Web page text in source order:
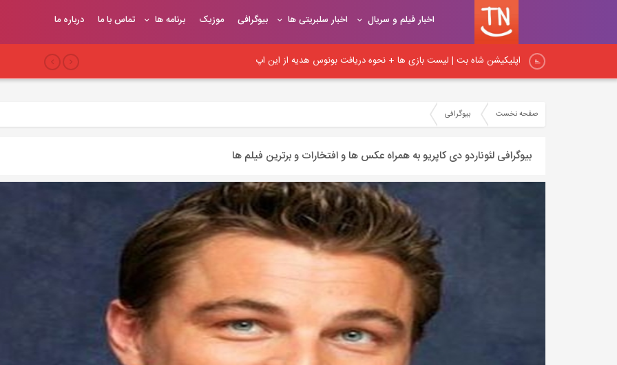
اخبار فیلم و سریال اخبار سلبریتی ها بیوگرافی موزیک برنامه ها تماس با ما درباره ما
اپلیکیشن شاه بت | لیست بازی ها + نحوه دریافت بونوس هدیه از این اپ
نکات اساسی لینک‌سازی در داخلی: راهنمای جامع برای بهبود سئو وب‌سایت
نکات مهم لینک‌سازی داخلی و آموزش اصول و روش‌های صحیح
اصول و قواعد اساسی لینک‌سازی: راهنمای کامل برای ایجاد پیوندهای موثر
صفحه نخست بیوگرافی
بیوگرافی لئوناردو دی کاپریو به همراه عکس ها و افتخارات و برترین فیلم ها